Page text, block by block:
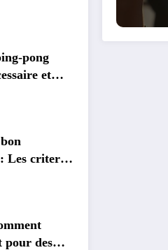
pong
et
Les criteres
pour des